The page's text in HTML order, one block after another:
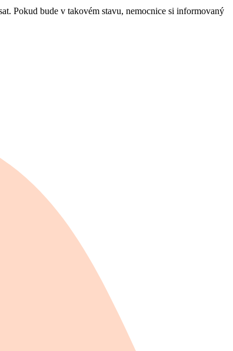
Pokud bude v takovém stavu, nemocnice si informovaný